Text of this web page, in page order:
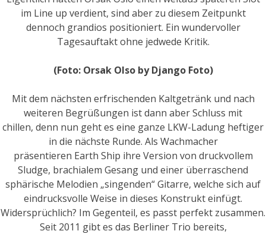
im Line up verdient, sind aber zu diesem Zeitpunkt
dennoch grandios positioniert. Ein wundervoller
Tagesauftakt ohne jedwede Kritik.
(Foto: Orsak Olso by Django Foto)
Mit dem nächsten erfrischenden Kaltgetränk und nach
weiteren Begrüßungen ist dann aber Schluss mit
chillen, denn nun geht es eine ganze LKW-Ladung heftiger
in die nächste Runde. Als Wachmacher
präsentieren Earth Ship ihre Version von druckvollem
Sludge, brachialem Gesang und einer überraschend
sphärische Melodien „singenden“ Gitarre, welche sich auf
eindrucksvolle Weise in dieses Konstrukt einfügt.
Widersprüchlich? Im Gegenteil, es passt perfekt zusammen.
Seit 2011 gibt es das Berliner Trio bereits,